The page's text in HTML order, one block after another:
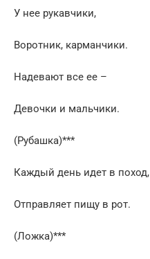
У нее рукавчики,
Воротник, карманчики.
Надевают все ее –
Девочки и мальчики.
(Рубашка)***
Каждый день идет в поход,
Отправляет пищу в рот.
(Ложка)***